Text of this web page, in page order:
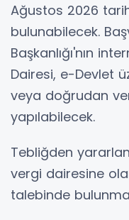
Ağustos 2026
bulunabilecek.
Başkanlığı'nın
Dairesi, e-Devlet
veya doğrudan
yapılabilecek.
Tebliğden
vergi dairesine
talebinde